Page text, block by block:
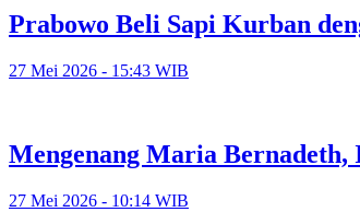
Prabowo Beli Sapi Kurban
27 Mei 2026 - 15:43 WIB
Mengenang Maria
27 Mei 2026 - 10:14 WIB